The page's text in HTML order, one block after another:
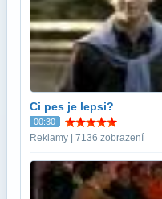
Ci pes je lepsi?
00:30
Reklamy | 7136 zobrazení